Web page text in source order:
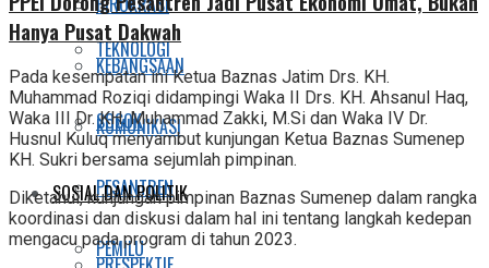
KEBANGSAAN
KOMUNIKASI
PESANTREN
PEMILU
TEKNOLOGI
SOSOK
SOSIAL DAN POLITIK
Hanya Pusat Dakwah
Pada kesempatan ini Ketua Baznas Jatim Drs. KH.
Muhammad Roziqi didampingi Waka II Drs. KH. Ahsanul Haq,
Waka III Dr. KH. Muhammad Zakki, M.Si dan Waka IV Dr.
Husnul Kuluq menyambut kunjungan Ketua Baznas Sumenep
KH. Sukri bersama sejumlah pimpinan.
Diketahui, kunjungan pimpinan Baznas Sumenep dalam rangka
koordinasi dan diskusi dalam hal ini tentang langkah kedepan
mengacu pada program di tahun 2023.